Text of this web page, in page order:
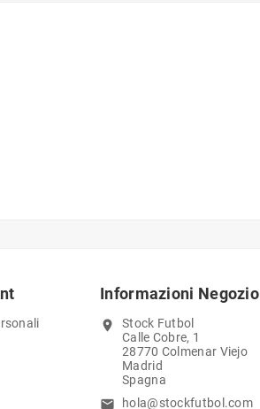
Informazioni Negozio
location_on
Stock Futbol
Calle Cobre, 1
28770 Colmenar Viejo
Madrid
Spagna
email hola@stockfutbol.com